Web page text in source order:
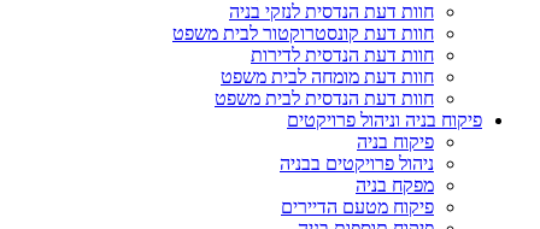
חוות דעת הנדסית לנזקי בניה
חוות דעת קונסטרוקטור לבית משפט
חוות דעת הנדסית לדירות
חוות דעת מומחה לבית משפט
חוות דעת הנדסית לבית משפט
פיקוח בניה וניהול פרויקטים
פיקוח בניה
ניהול פרויקטים בבניה
מפקח בניה
פיקוח מטעם הדיירים